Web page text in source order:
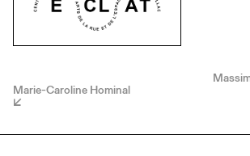
Marie-Caroline Hominal